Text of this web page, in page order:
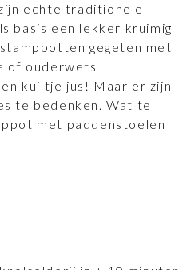
echte traditionele
basis een lekker kruimig
gegeten met
of ouderwets
kuiltje jus! Maar er zijn
te bedenken. Wat te
met paddenstoelen